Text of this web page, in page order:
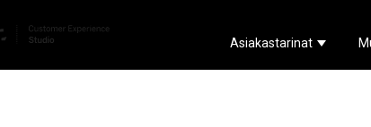
Asiakastarinat
Show